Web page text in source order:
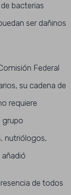
bacterias
ser dañinos
Federal
su cadena de
requiere
grupo
nutriólogos,
de todos